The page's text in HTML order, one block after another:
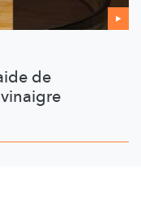
de